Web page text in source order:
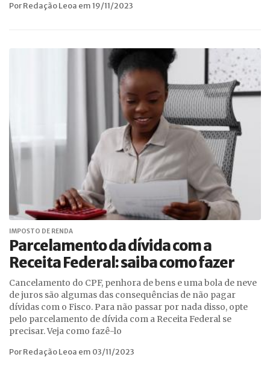
Por Redação Leoa em 19/11/2023
IMPOSTO DE RENDA
Parcelamento da dívida com a
Receita Federal: saiba como fazer
Cancelamento do CPF, penhora de bens e uma bola de neve
de juros são algumas das consequências de não pagar
dívidas com o Fisco. Para não passar por nada disso, opte
pelo parcelamento de dívida com a Receita Federal se
precisar. Veja como fazê-lo
Por Redação Leoa em 03/11/2023